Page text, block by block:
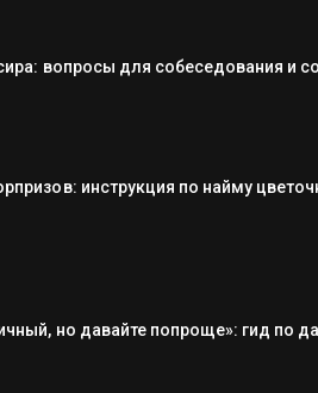
вопросы для собеседования и
инструкция по найму
но давайте попроще»: гид по